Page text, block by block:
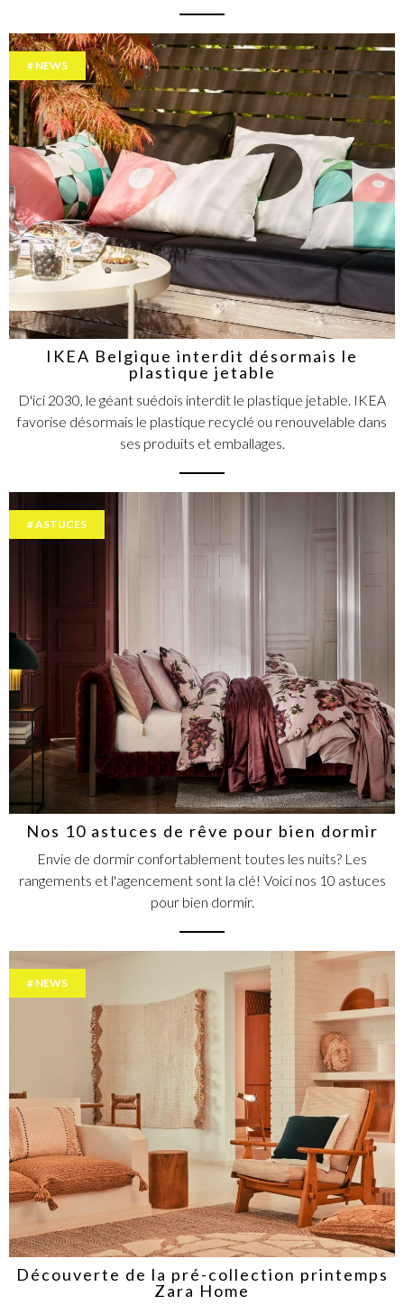
NEWS
IKEA Belgique interdit désormais le
plastique jetable
D'ici 2030, le géant suédois interdit le plastique jetable. IKEA
favorise désormais le plastique recyclé ou renouvelable dans
ses produits et emballages.
ASTUCES
Nos 10 astuces de rêve pour bien dormir
Envie de dormir confortablement toutes les nuits? Les
rangements et l'agencement sont la clé! Voici nos 10 astuces
pour bien dormir.
NEWS
Découverte de la pré-collection printemps
Zara Home